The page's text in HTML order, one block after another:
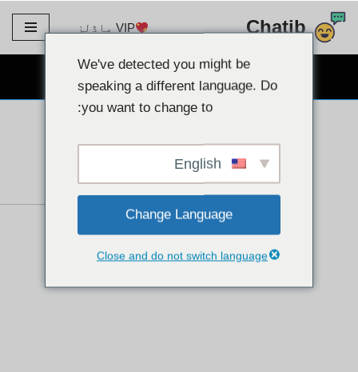
مواد
Chatib VIP ماڈلز
مفت ویب کیم چیٹ
We've detected you might be
speaking a different language. Do
you want to change to:
Change Language
Close and do not switch language